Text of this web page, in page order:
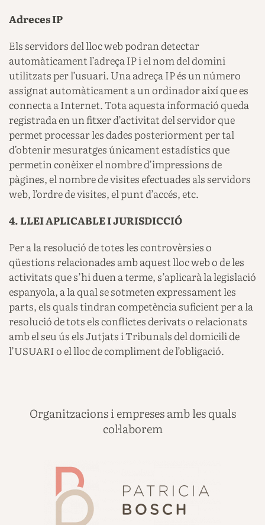
Adreces IP
Els servidors del lloc web podran detectar
automàticament l’adreça IP i el nom del domini
utilitzats per l’usuari. Una adreça IP és un número
assignat automàticament a un ordinador així que es
connecta a Internet. Tota aquesta informació queda
registrada en un fitxer d’activitat del servidor que
permet processar les dades posteriorment per tal
d’obtenir mesuratges únicament estadístics que
permetin conèixer el nombre d’impressions de
pàgines, el nombre de visites efectuades als servidors
web, l’ordre de visites, el punt d’accés, etc.
4. LLEI APLICABLE I JURISDICCIÓ
Per a la resolució de totes les controvèrsies o
qüestions relacionades amb aquest lloc web o de les
activitats que s’hi duen a terme, s’aplicarà la legislació
espanyola, a la qual se sotmeten expressament les
parts, els quals tindran competència suficient per a la
resolució de tots els conflictes derivats o relacionats
amb el seu ús els Jutjats i Tribunals del domicili de
l’USUARI o el lloc de compliment de l’obligació.
Organitzacions i empreses amb les quals
col·laborem